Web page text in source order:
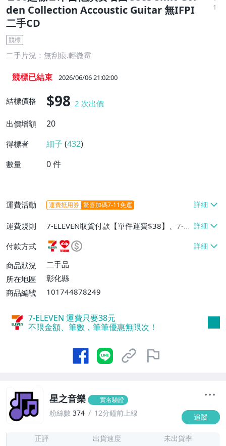
den Collection Accoustic Guitar 無IFPI
二手CD
1
競標
二手片況：無刮痕.輕微霉
競標已結束 2026/06/06 21:02:00
結標價格 $98 2 次出價
出價增額
20
得標者 細子 (432)
數量 0件
運費活動 運費抵用券 驚喜加碼7-11免運
運費規則
7-ELEVEN取貨付款【單件運費$38】、7-EL
EVEN取貨不付款【單件運費$38】、萊爾富
取貨付款【單件運費$60】、郵局掛號【單
件運費$60】、面交/自取/不寄送【免運
費】
付款方式
商品狀況
二手品
所在地區
彰化縣
商品編號
101744878249
7-ELEVEN 運費只要38元
不限金額、筆數，筆筆優惠無限次！
星之音樂 實名驗證
粉絲數 374 12分鐘前上線 追蹤
正評 出貨速度 未出貨率